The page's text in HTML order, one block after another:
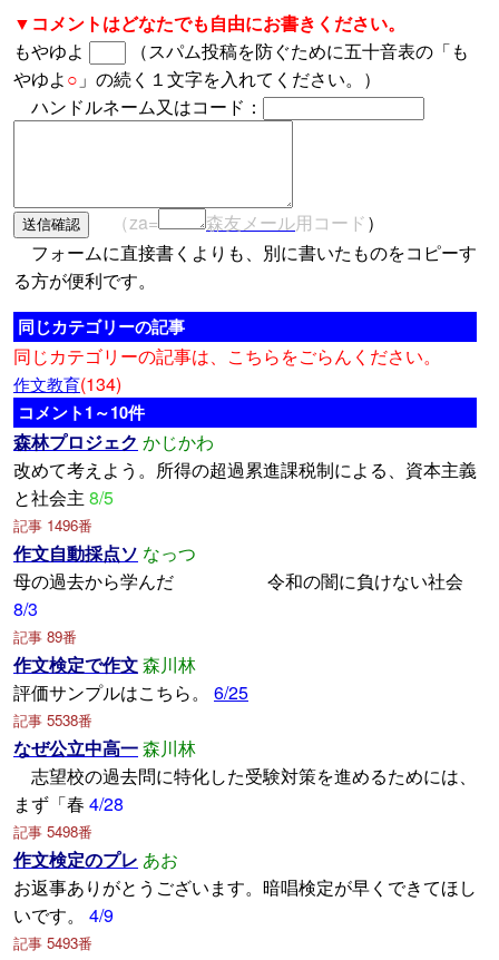
▼コメントはどなたでも自由にお書きください。
もやゆよ
（スパム投稿を防ぐために五十音表の「も
やゆよ○ 」の続く１文字を入れてください。）
ハンドルネーム又はコード：
（za= 森友メール用コード）
フォームに直接書くよりも、別に書いたものをコピーす
る方が便利です。
同じカテゴリーの記事
同じカテゴリーの記事は、こちらをごらんください。
作文教育(134)
コメント1～10件
森林プロジェク かじかわ
改めて考えよう。所得の超過累進課税制による、資本主義
と社会主 8/5
記事 1496番
作文自動採点ソ なっつ
母の過去から学んだ 令和の闇に負けない社会
8/3
記事 89番
作文検定で作文森川林
評価サンプルはこちら。 6/25
記事 5538番
なぜ公立中高一森川林
志望校の過去問に特化した受験対策を進めるためには、
まず「春 4/28
記事 5498番
作文検定のプレ あお
お返事ありがとうございます。暗唱検定が早くできてほし
いです。
4/9
記事 5493番